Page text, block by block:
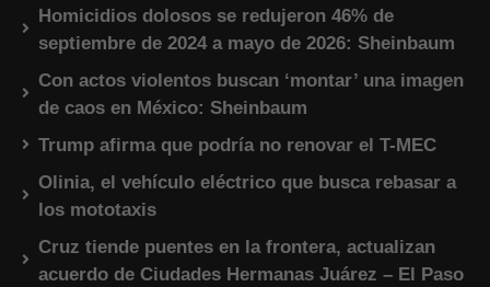
Homicidios dolosos se redujeron 46% de
septiembre de 2024 a mayo de 2026: Sheinbaum
Con actos violentos buscan ‘montar’ una imagen
de caos en México: Sheinbaum
Trump afirma que podría no renovar el T-MEC
Olinia, el vehículo eléctrico que busca rebasar a
los mototaxis
Cruz tiende puentes en la frontera, actualizan
acuerdo de Ciudades Hermanas Juárez – El Paso